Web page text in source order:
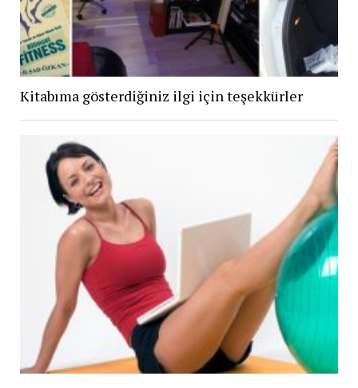
Kitabıma gösterdiğiniz ilgi için teşekkürler